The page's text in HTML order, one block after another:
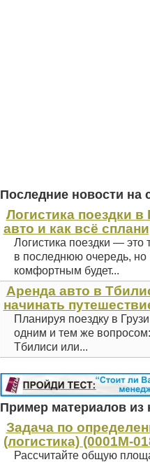
Последние новости на
Логистика поездки
авто и как всё
Логистика поездки —
в последнюю очередь, но
комфортным будет...
Аренда авто в
начинать
Планируя поездку в
одним и тем же
Тбилиси или...
Пример материалов из
Задача по
(логистика) (0001М-
Рассчитайте общую